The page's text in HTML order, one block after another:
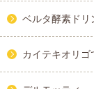
ベルタ酵素ドリ
カイテキオリゴ